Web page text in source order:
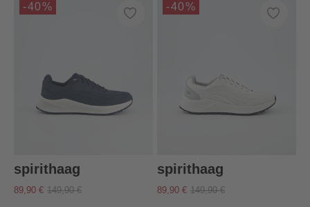
-40%
spirithaag
89,90 € 149,90 €
-40%
spirithaag
89,90 € 149,90 €